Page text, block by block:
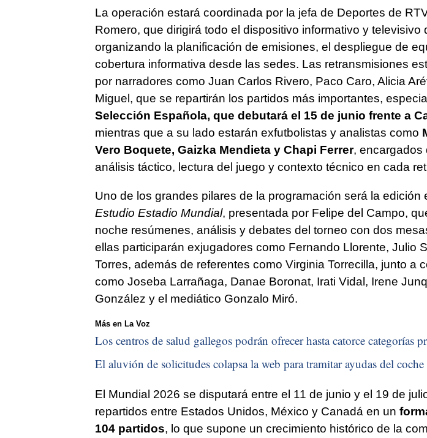
La operación estará coordinada por la jefa de Deportes de
Romero, que dirigirá todo el dispositivo informativo y televisivo
organizando la planificación de emisiones, el despliegue de
cobertura informativa desde las sedes. Las retransmisiones
por narradores como Juan Carlos Rivero, Paco Caro, Alicia
Miguel, que se repartirán los partidos más importantes,
Selección Española, que debutará el 15 de junio frente a
mientras que a su lado estarán exfutbolistas y analistas como
Vero Boquete, Gaizka Mendieta y Chapi Ferrer, encargados
análisis táctico, lectura del juego y contexto técnico en cada
Uno de los grandes pilares de la programación será la edición
Estudio Estadio Mundial, presentada por Felipe del Campo,
noche resúmenes, análisis y debates del torneo con dos
ellas participarán exjugadores como Fernando Llorente, Julio
Torres, además de referentes como Virginia Torrecilla, junto a
como Joseba Larrañaga, Danae Boronat, Irati Vidal, Irene
González y el mediático Gonzalo Miró.
Más en La Voz
Los centros de salud gallegos podrán ofrecer hasta catorce categorías
El aluvión de solicitudes colapsa la web para tramitar ayudas del coche
El Mundial 2026 se disputará entre el 11 de junio y el 19 de
repartidos entre Estados Unidos, México y Canadá en un
104 partidos, lo que supone un crecimiento histórico de la